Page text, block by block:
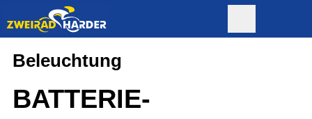
Beleuchtung
BATTERIE-